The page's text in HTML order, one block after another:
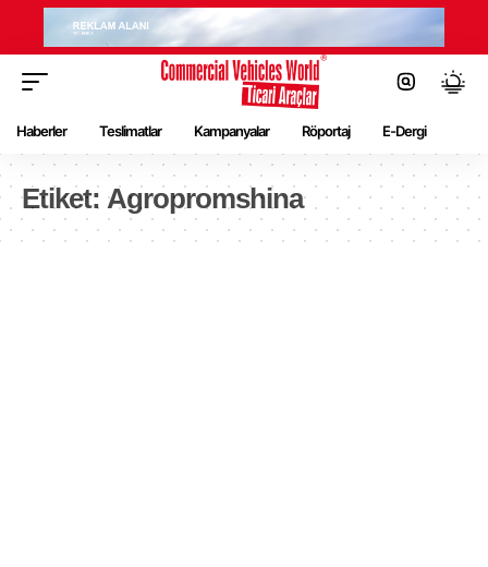
Haberler Teslimatlar Kampanyalar Röportaj E-Dergi
Etiket: Agropromshina